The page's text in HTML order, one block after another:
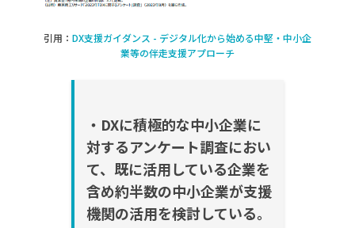
引用： DX支援ガイダンス - デジタル化から始める中堅・中小企
業等の伴走支援アプローチ
・DXに積極的な中小企業に
対するアンケート調査におい
て、 既に活用している企業を
含め約半数の中小企業が支援
機関の活用を検討している。